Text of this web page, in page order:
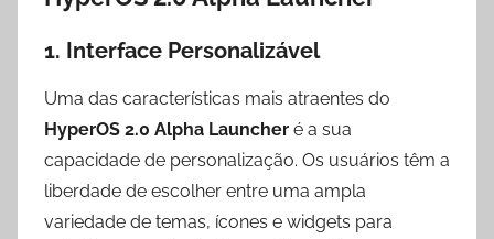
1. Interface Personalizável
Uma das características mais atraentes do
HyperOS 2.0 Alpha Launcher é a sua
capacidade de personalização. Os usuários têm a
liberdade de escolher entre uma ampla
variedade de temas, ícones e widgets para